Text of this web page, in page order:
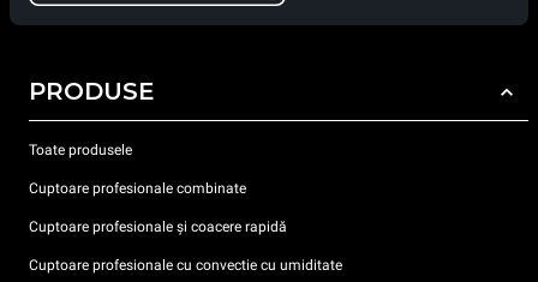
PRODUSE
Toate produsele
Cuptoare profesionale combinate
Cuptoare profesionale și coacere rapidă
Cuptoare profesionale cu convectie cu umiditate